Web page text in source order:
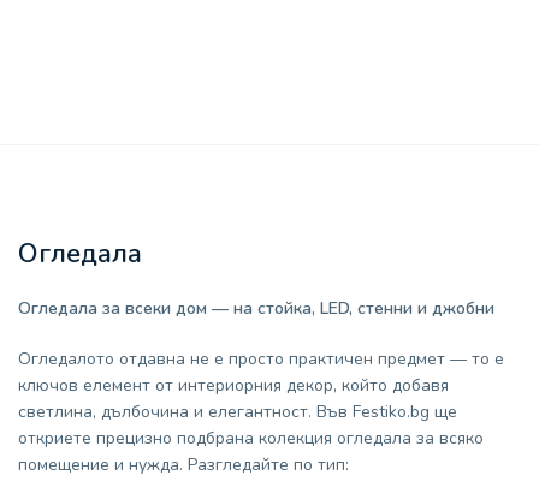
Огледала
Огледала за всеки дом — на стойка, LED, стенни и джобни
Огледалото отдавна не е просто практичен предмет — то е
ключов елемент от интериорния декор, който добавя
светлина, дълбочина и елегантност. Във Festiko.bg ще
откриете прецизно подбрана колекция огледала за всяко
помещение и нужда. Разгледайте по тип: